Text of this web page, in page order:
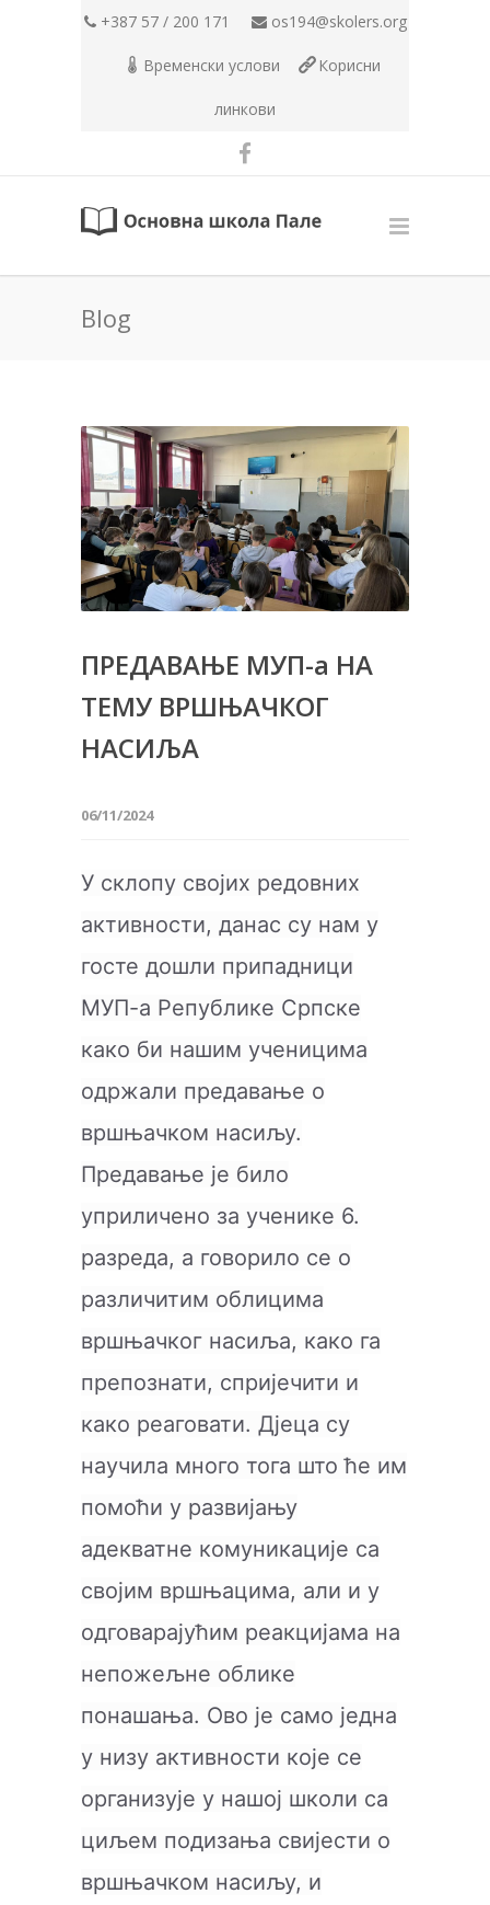
+387 57 / 200 171 os194@skolers.org
Временски услови Корисни
линкови
Blog
ПРЕДАВАЊЕ МУП-а НА
ТЕМУ ВРШЊАЧКОГ
НАСИЉА
06/11/2024
У склопу својих редовних
активности, данас су нам у
госте дошли припадници
МУП-а Републике Српске
како би нашим ученицима
одржали предавање о
вршњачком насиљу.
Предавање је било
уприличено за ученике 6.
разреда, а говорило се о
различитим облицима
вршњачког насиља, како га
препознати, спријечити и
како реаговати. Д‌јеца су
научила много тога што ће им
помоћи у развијању
адекватне комуникације са
својим вршњацима, али и у
одговарајућим реакцијама на
непожељне облике
понашања. Ово је само једна
у низу активности које се
организује у нашој школи са
циљем подизања свијести о
вршњачком насиљу, и